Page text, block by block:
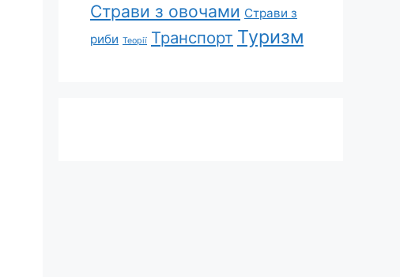
Страви з овочами Страви з
риби Теорії Транспорт Туризм